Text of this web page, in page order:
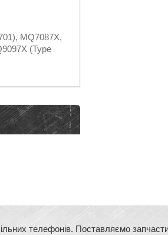
MQ7087X,
(Type
телефонів. Поставляємо